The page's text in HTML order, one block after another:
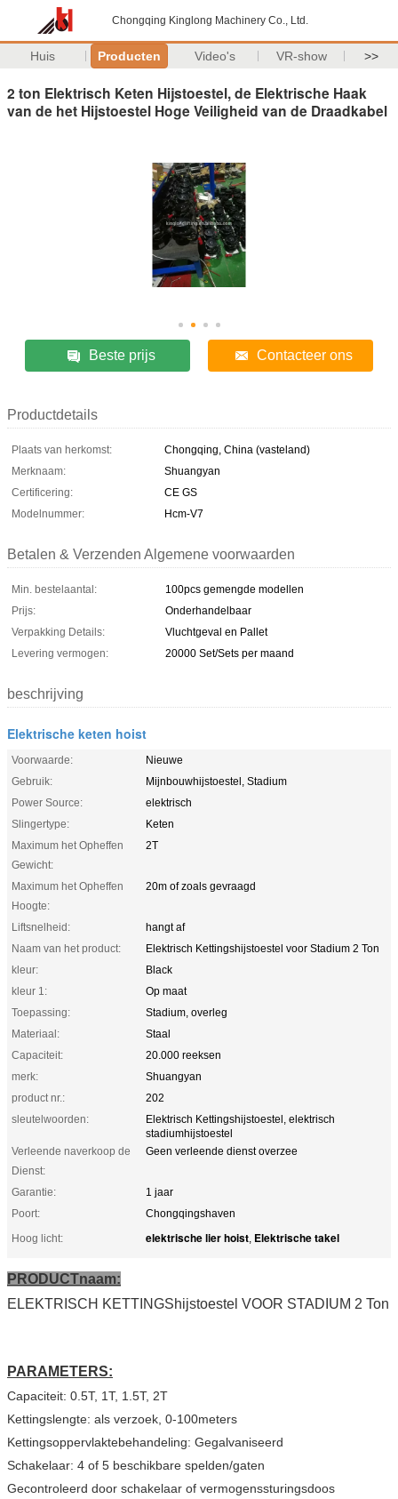
Chongqing Kinglong Machinery Co., Ltd.
Huis Producten Video's VR-show >>
2 ton Elektrisch Keten Hijstoestel, de Elektrische Haak
van de het Hijstoestel Hoge Veiligheid van de Draadkabel
Beste prijs Contacteer ons
Productdetails
Plaats van herkomst:
Chongqing, China (vasteland)
Merknaam:
Shuangyan
Certificering:
CE GS
Modelnummer:
Hcm-V7
Betalen & Verzenden Algemene voorwaarden
Min. bestelaantal:
100pcs gemengde modellen
Prijs:
Onderhandelbaar
Verpakking Details:
Vluchtgeval en Pallet
Levering vermogen:
20000 Set/Sets per maand
beschrijving
Elektrische keten hoist
Voorwaarde:
Nieuwe
Gebruik:
Mijnbouwhijstoestel, Stadium
Power Source:
elektrisch
Slingertype:
Keten
Maximum het Opheffen
Gewicht:
2T
Maximum het Opheffen
Hoogte:
20m of zoals gevraagd
Liftsnelheid:
hangt af
Naam van het product:
Elektrisch Kettingshijstoestel voor Stadium 2 Ton
kleur:
Black
kleur 1:
Op maat
Toepassing:
Stadium, overleg
Materiaal:
Staal
Capaciteit:
20.000 reeksen
merk:
Shuangyan
product nr.:
202
sleutelwoorden:
Elektrisch Kettingshijstoestel, elektrisch
stadiumhijstoestel
Verleende naverkoop de
Dienst:
Geen verleende dienst overzee
Garantie:
1 jaar
Poort:
Chongqingshaven
Hoog licht:
elektrische lier hoist, Elektrische takel
PRODUCTnaam:
ELEKTRISCH KETTINGShijstoestel VOOR STADIUM 2 Ton
PARAMETERS:
Capaciteit: 0.5T, 1T, 1.5T, 2T
Kettingslengte: als verzoek, 0-100meters
Kettingsoppervlaktebehandeling: Gegalvaniseerd
Schakelaar: 4 of 5 beschikbare spelden/gaten
Gecontroleerd door schakelaar of vermogenssturingsdoos